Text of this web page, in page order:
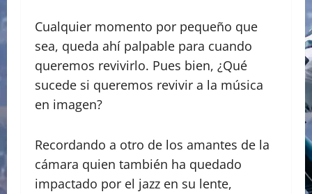
Cualquier momento por pequeño que
sea, queda ahí palpable para cuando
queremos revivirlo. Pues bien, ¿Qué
sucede si queremos revivir a la música
en imagen?
Recordando a otro de los amantes de la
cámara quien también ha quedado
impactado por el jazz en su lente,